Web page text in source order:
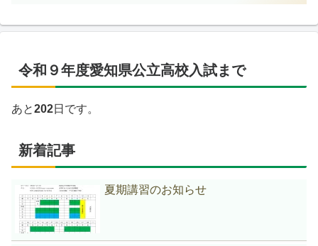
令和９年度愛知県公立高校入試まで
あと202日です。
新着記事
夏期講習のお知らせ